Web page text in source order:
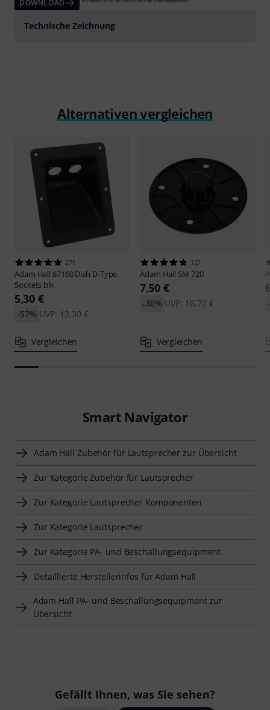
DOWNLOAD
Technische Zeichnung
Alternativen vergleichen
271
Adam Hall 87160 Dish D-Type
Sockets blk
5,30 €
UVP: 12,30 €
-57%
Vergleichen
127
Adam Hall SM 720
7,50 €
UVP: 10,72 €
-30%
Vergleichen
Smart Navigator
Adam Hall Zubehör für Lautsprecher zur Übersicht
Zur Kategorie Zubehör für Lautsprecher
Zur Kategorie Lautsprecher Komponenten
Zur Kategorie Lautsprecher
Zur Kategorie PA- und Beschallungsequipment
Detaillierte Herstellerinfos für Adam Hall
Adam Hall PA- und Beschallungsequipment zur
Übersicht
Gefällt Ihnen, was Sie sehen?